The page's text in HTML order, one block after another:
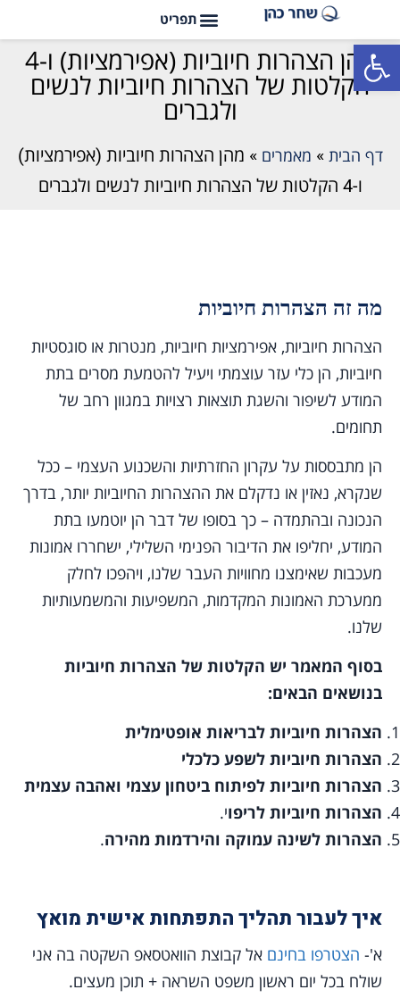
פתח סרגל נגישות מהן הצהרות חיוביות (אפירמציות) ו-4
הקלטות של הצהרות חיוביות לנשים
ולגברים
דף הבית » מאמרים » מהן הצהרות חיוביות (אפירמציות)
ו-4 הקלטות של הצהרות חיוביות לנשים ולגברים
מה זה הצהרות חיוביות
הצהרות חיוביות, אפירמציות חיוביות, מנטרות או סוגסטיות
חיוביות, הן כלי עזר עוצמתי ויעיל להטמעת מסרים בתת
המודע לשיפור והשגת תוצאות רצויות במגוון רחב של
תחומים.
הן מתבססות על עקרון החזרתיות והשכנוע העצמי – ככל
שנקרא, נאזין או נדקלם את ההצהרות החיוביות יותר, בדרך
הנכונה ובהתמדה – כך בסופו של דבר הן יוטמעו בתת
המודע, יחליפו את הדיבור הפנימי השלילי, ישחררו אמונות
מעכבות שאימצנו מחוויות העבר שלנו, ויהפכו לחלק
ממערכת האמונות המקדמות, המשפיעות והמשמעותיות
שלנו.
בסוף המאמר יש הקלטות של הצהרות חיוביות
בנושאים הבאים:
הצהרות חיוביות לבריאות אופטימלית
הצהרות חיוביות לשפע כלכלי
הצהרות חיוביות לפיתוח ביטחון עצמי ואהבה עצמית
הצהרות חיוביות לריפוי.
הצהרות לשינה עמוקה והירדמות מהירה.
איך לעבור תהליך התפתחות אישית מואץ
א'- הצטרפו בחינם אל קבוצת הוואטסאפ השקטה בה אני
שולח בכל יום ראשון משפט השראה + תוכן מעצים.